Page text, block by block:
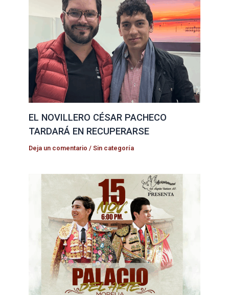
EL NOVILLERO CÉSAR PACHECO
TARDARÁ EN RECUPERARSE
Deja un comentario /Sin categoría